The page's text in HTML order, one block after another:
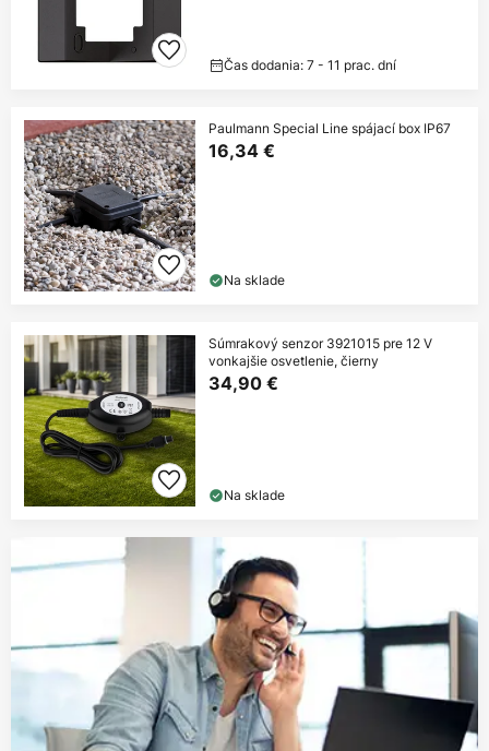
Čas dodania: 7 - 11 prac. dní
Paulmann Special Line spájací box IP67
16,34 €
Na sklade
Súmrakový senzor 3921015 pre 12 V
vonkajšie osvetlenie, čierny
34,90 €
Na sklade